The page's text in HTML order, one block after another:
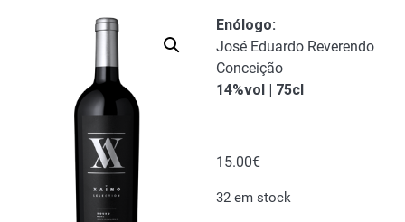
Enólogo:
José Eduardo Reverendo
Conceição
14%vol | 75cl
15.00€
32 em stock